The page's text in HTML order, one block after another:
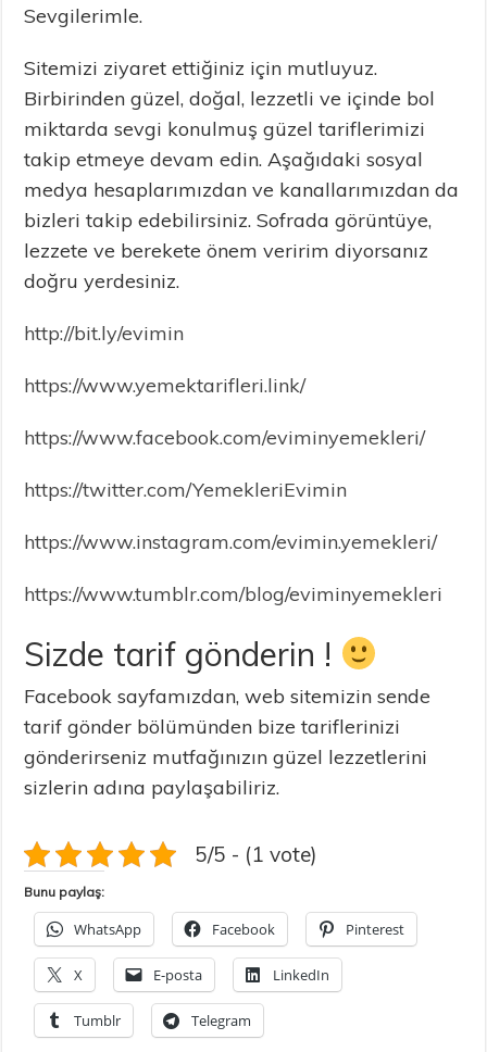
Sevgilerimle.
Sitemizi ziyaret ettiğiniz için mutluyuz.
Birbirinden güzel, doğal, lezzetli ve içinde bol
miktarda sevgi konulmuş güzel tariflerimizi
takip etmeye devam edin. Aşağıdaki sosyal
medya hesaplarımızdan ve kanallarımızdan da
bizleri takip edebilirsiniz. Sofrada görüntüye,
lezzete ve berekete önem veririm diyorsanız
doğru yerdesiniz.
http://bit.ly/evimin
https://www.yemektarifleri.link/
https://www.facebook.com/eviminyemekleri/
https://twitter.com/YemekleriEvimin
https://www.instagram.com/evimin.yemekleri/
https://www.tumblr.com/blog/eviminyemekleri
Sizde tarif gönderin !
Facebook sayfamızdan, web sitemizin sende
tarif gönder bölümünden bize tariflerinizi
gönderirseniz mutfağınızın güzel lezzetlerini
sizlerin adına paylaşabiliriz.
5/5 - (1 vote)
Bunu paylaş:
WhatsApp Facebook Pinterest
X E-posta LinkedIn
Tumblr Telegram